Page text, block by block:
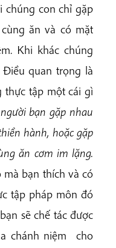
chúng con chỉ gặp
ăn và có mặt
Khi khác chúng
quan trọng là
thực tập một cái gì
bạn gặp nhau
hành, hoặc gặp
ăn cơm im lặng.
bạn thích và có
tập pháp môn đó
sẽ chế tác được
chánh niệm cho